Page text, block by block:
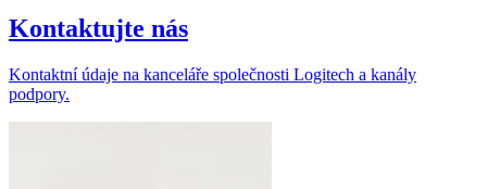
Kontaktujte nás
Kontaktní údaje na kanceláře společnosti Logitech a kanály
podpory.